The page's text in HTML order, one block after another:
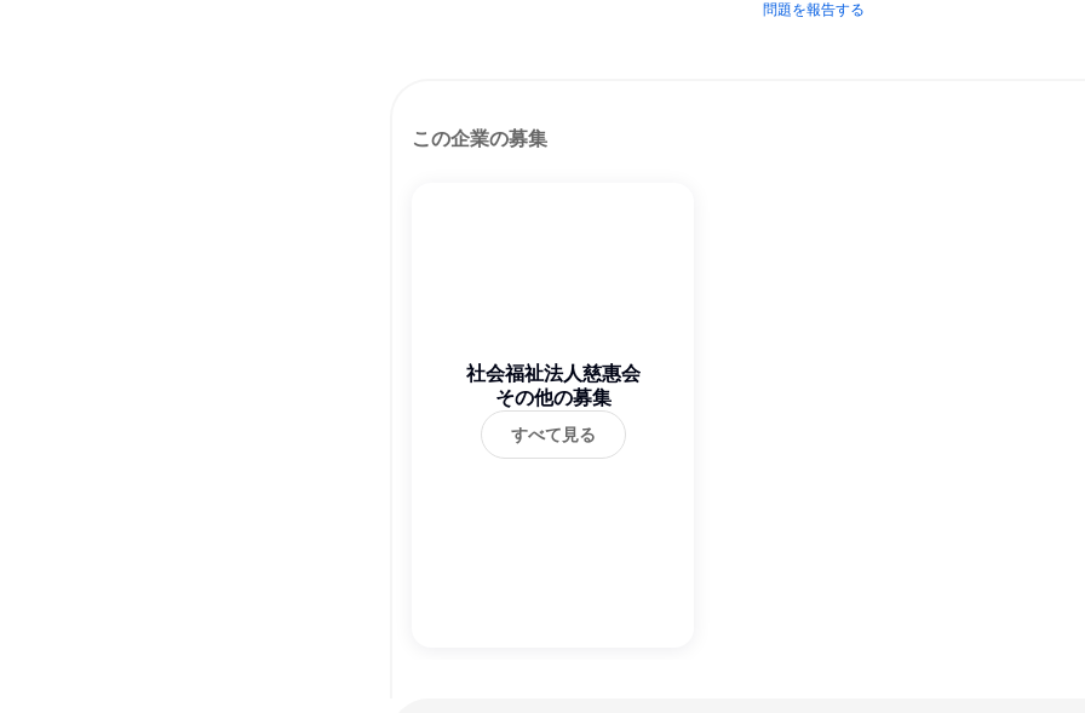
問題を報告する
この企業の募集
社会福祉法人慈惠会
その他の募集
すべて見る